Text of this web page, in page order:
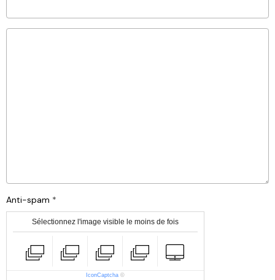
Anti-spam
Sélectionnez l'image visible le moins de fois
IconCaptcha ©